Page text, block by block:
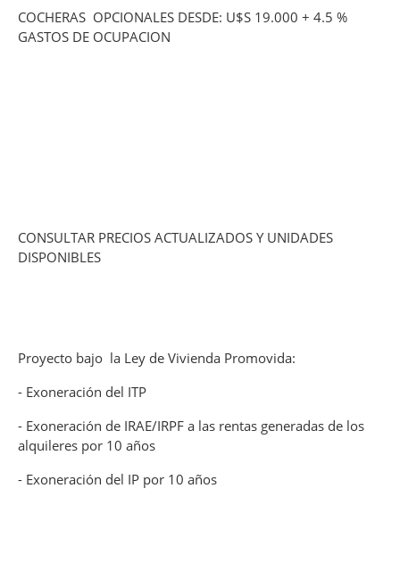
COCHERAS OPCIONALES DESDE: U$S 19.000 + 4.5 %
GASTOS DE OCUPACION
CONSULTAR PRECIOS ACTUALIZADOS Y UNIDADES
DISPONIBLES
Proyecto bajo la Ley de Vivienda Promovida:
- Exoneración del ITP
- Exoneración de IRAE/IRPF a las rentas generadas de los
alquileres por 10 años
- Exoneración del IP por 10 años